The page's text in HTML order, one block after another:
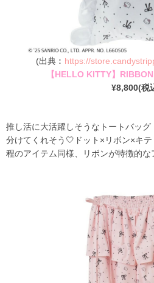
(出典︰ https://
【HELLO KITTY】
¥8,800(税
推し活に大活躍しそうなトートバッ
分けてくれそう🤍ドット×リボン×キ
程のアイテム同様、リボンが特徴的な